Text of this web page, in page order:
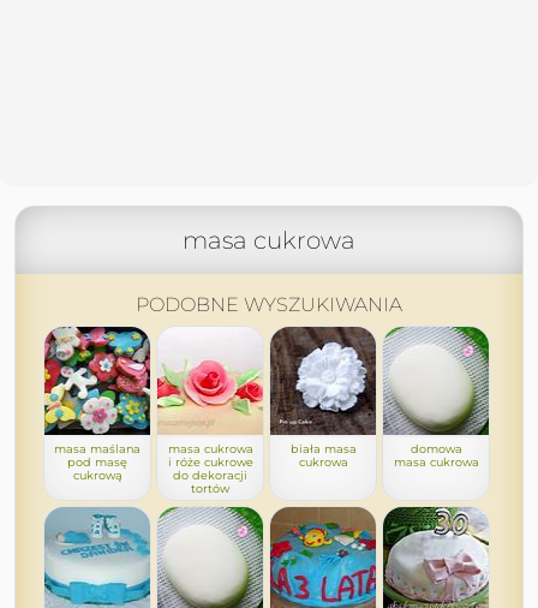
masa cukrowa
PODOBNE WYSZUKIWANIA
masa maślana
pod masę
cukrową
masa cukrowa
i róże cukrowe
do dekoracji
tortów
biała masa
cukrowa
domowa
masa cukrowa